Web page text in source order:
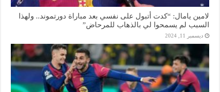
لامين يامال: “كدت أتبول على نفسي بعد مباراة دورتموند.. ولهذا
السبب لم يسمحوا لي بالذهاب للمرحاض”
ديسمبر 11, 2024